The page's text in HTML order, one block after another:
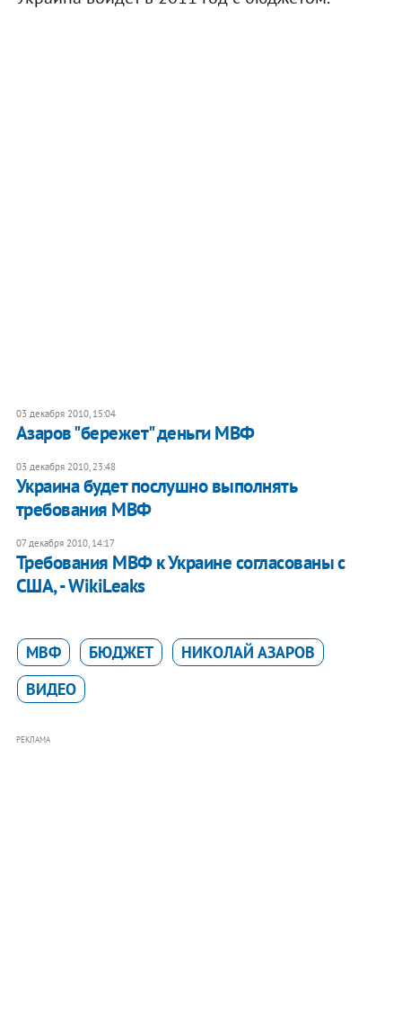
03 декабря 2010, 15:04
Азаров "бережет" деньги МВФ
03 декабря 2010, 23:48
Украина будет послушно выполнять
требования МВФ
07 декабря 2010, 14:17
Требования МВФ к Украине согласованы с
США, - WikiLeaks
МВФ БЮДЖЕТ
НИКОЛАЙ АЗАРОВ
ВИДЕО
РЕКЛАМА